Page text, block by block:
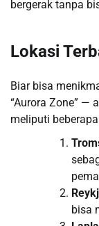
bergerak tanpa
Lokasi
Biar bisa
“Aurora Zone” —
meliputi
bisa